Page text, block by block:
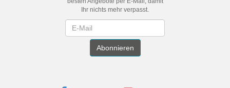
Ihr nichts mehr verpasst.
Abonnieren